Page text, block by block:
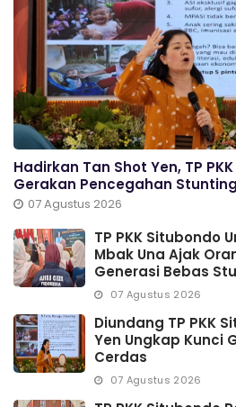
Hadirkan Tan Shot Yen, TP
Gerakan Pencegahan Stunting
07 Agustus 2026
TP PKK Situbondo
Mbak Una Ajak
Generasi Bebas
07 Agustus 2026
Diundang TP PKK
Yen Ungkap Kunci
Cerdas
07 Agustus 2026